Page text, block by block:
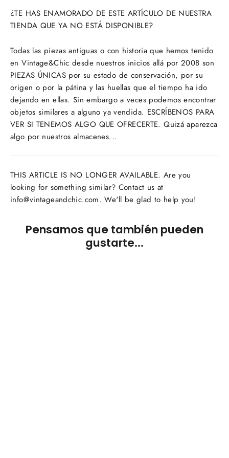
¿TE HAS ENAMORADO DE ESTE ARTÍCULO DE NUESTRA
TIENDA QUE YA NO ESTÁ DISPONIBLE?
Todas las piezas antiguas o con historia que hemos tenido
en Vintage&Chic desde nuestros inicios allá por 2008 son
PIEZAS ÚNICAS por su estado de conservación, por su
origen o por la pátina y las huellas que el tiempo ha ido
dejando en ellas. Sin embargo a veces podemos encontrar
objetos similares a alguno ya vendida. ESCRÍBENOS PARA
VER SI TENEMOS ALGO QUE OFRECERTE. Quizá aparezca
algo por nuestros almacenes...
THIS ARTICLE IS NO LONGER AVAILABLE. Are you
looking for something similar? Contact us at
info@vintageandchic.com. We'll be glad to help you!
Pensamos que también pueden
gustarte...